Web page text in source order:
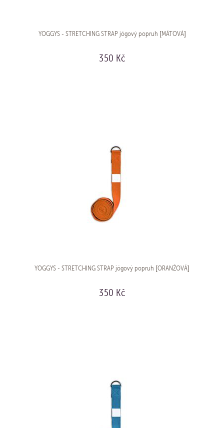
YOGGYS - STRETCHING STRAP jógový popruh [MÁTOVÁ]
350 Kč
YOGGYS - STRETCHING STRAP jógový popruh [ORANŽOVÁ]
350 Kč